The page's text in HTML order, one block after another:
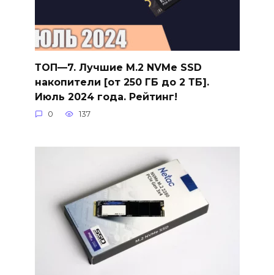
ТОП—7. Лучшие M.2 NVMe SSD
накопители [от 250 ГБ до 2 ТБ].
Июль 2024 года. Рейтинг!
0 137